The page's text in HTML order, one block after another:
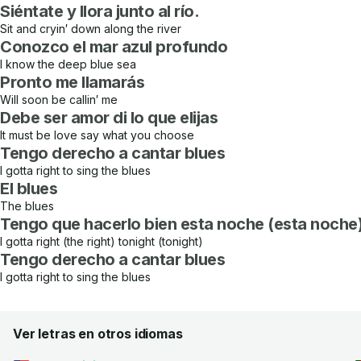
Siéntate y llora junto al río.
Sit and cryin′ down along the river
Conozco el mar azul profundo
I know the deep blue sea
Pronto me llamarás
Will soon be callin′ me
Debe ser amor di lo que elijas
It must be love say what you choose
Tengo derecho a cantar blues
I gotta right to sing the blues
El blues
The blues
Tengo que hacerlo bien esta noche (esta
I gotta right (the right) tonight (tonight)
Tengo derecho a cantar blues
I gotta right to sing the blues
Ver letras en otros idiomas